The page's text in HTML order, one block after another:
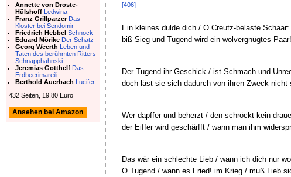
[406]
Ein kleines dulde dich / O Creutz-belaste Schaar:
biß Sieg und Tugend wird ein wolvergnügtes Paar!
Der Tugend ihr Geschick / ist Schmach und
doch läst sie sich dadurch von ihren Zweck nicht
Wer dapffer und beherzt / den schröckt kein
der Eiffer wird geschärfft / wann man ihm
Das wär ein schlechte Lieb / wann ich dich nur
O Tugend / wann es Fried! im Krieg / muß Lieb
Annette von Droste-
Hülshoff Ledwina
Franz Grillparzer Das
Kloster bei Sendomir
Friedrich Hebbel Schnock
Eduard Mörike Der Schatz
Georg Weerth Leben und
Taten des berühmten Ritters
Schnapphahnski
Jeremias Gotthelf Das
Erdbeerimareili
Berthold Auerbach Lucifer
432 Seiten, 19.80 Euro
Ansehen bei Amazon